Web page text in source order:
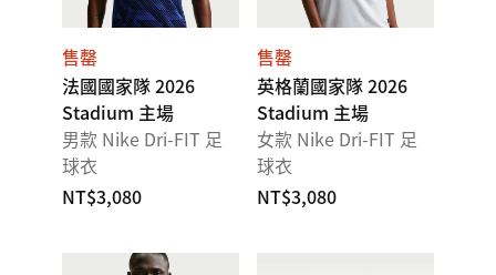
售罄
法國國家隊 2026
Stadium 主場
男款 Nike Dri-FIT 足
球衣
NT$3,080
售罄
英格蘭國家隊 2026
Stadium 主場
女款 Nike Dri-FIT 足
球衣
NT$3,080